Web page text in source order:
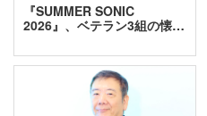
『SUMMER SONIC
2026』、ベテラン3組の懐…